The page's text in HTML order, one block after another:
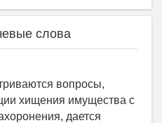
слова
вопросы,
хищения имущества с
дается